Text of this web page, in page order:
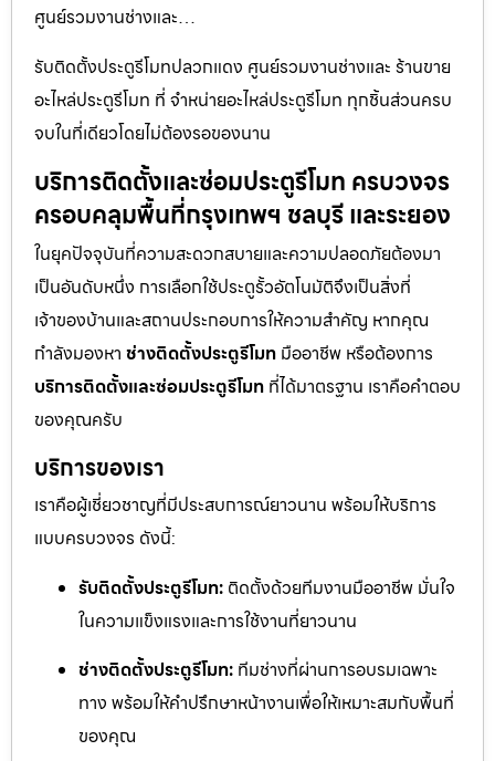
ศูนย์รวมงานช่างและ…
รับติดตั้งประตูรีโมทปลวกแดง ศูนย์รวมงานช่างและ ร้านขาย
อะไหล่ประตูรีโมท ที่ จำหน่ายอะไหล่ประตูรีโมท ทุกชิ้นส่วนครบ
จบในที่เดียวโดยไม่ต้องรอของนาน
บริการติดตั้งและซ่อมประตูรีโมท ครบวงจร
ครอบคลุมพื้นที่กรุงเทพฯ ชลบุรี และระยอง
ในยุคปัจจุบันที่ความสะดวกสบายและความปลอดภัยต้องมา
เป็นอันดับหนึ่ง การเลือกใช้ประตูรั้วอัตโนมัติจึงเป็นสิ่งที่
เจ้าของบ้านและสถานประกอบการให้ความสำคัญ หากคุณ
กำลังมองหา ช่างติดตั้งประตูรีโมท มืออาชีพ หรือต้องการ
บริการติดตั้งและซ่อมประตูรีโมท ที่ได้มาตรฐาน เราคือคำตอบ
ของคุณครับ
บริการของเรา
เราคือผู้เชี่ยวชาญที่มีประสบการณ์ยาวนาน พร้อมให้บริการ
แบบครบวงจร ดังนี้:
รับติดตั้งประตูรีโมท: ติดตั้งด้วยทีมงานมืออาชีพ มั่นใจ
ในความแข็งแรงและการใช้งานที่ยาวนาน
ช่างติดตั้งประตูรีโมท: ทีมช่างที่ผ่านการอบรมเฉพาะ
ทาง พร้อมให้คำปรึกษาหน้างานเพื่อให้เหมาะสมกับพื้นที่
ของคุณ